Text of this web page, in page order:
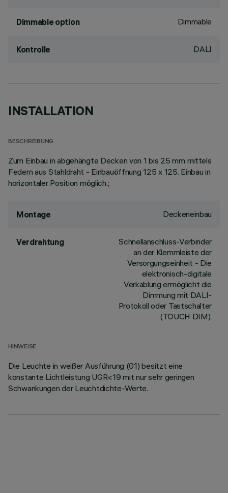
Dimmable option Dimmable
Kontrolle DALI
INSTALLATION
BESCHREIBUNG
Zum Einbau in abgehängte Decken von 1 bis 25 mm mittels
Federn aus Stahldraht - Einbauöffnung 125 x 125. Einbau in
horizontaler Position möglich.;
Montage Deckeneinbau
Verdrahtung
Schnellanschluss-Verbinder
an der Klemmleiste der
Versorgungseinheit - Die
elektronisch-digitale
Verkablung ermöglicht die
Dimmung mit DALI-
Protokoll oder Tastschalter
(TOUCH DIM).
HINWEISE
Die Leuchte in weißer Ausführung (01) besitzt eine
konstante Lichtleistung UGR<19 mit nur sehr geringen
Schwankungen der Leuchtdichte-Werte.